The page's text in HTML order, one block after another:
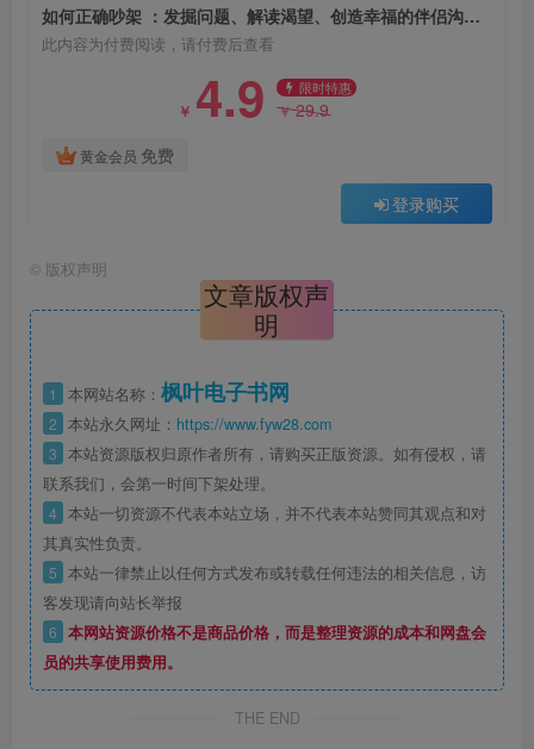
如何正确吵架 ：发掘问题、解读渴望、创造幸福的伴侣沟通术 （epub+mobi+azw3+pdf）
此内容为付费阅读，请付费后查看
￥ 4.9 限时特惠
￥29.9
黄金会员 免费
登录购买
© 版权声明
文章版权声
明
1 本网站名称： 枫叶电子书网
2 本站永久网址： https://www.fyw28.com
3 本站资源版权归原作者所有，请购买正版资源。如有侵权，请
联系我们，会第一时间下架处理。
4 本站一切资源不代表本站立场，并不代表本站赞同其观点和对
其真实性负责。
5 本站一律禁止以任何方式发布或转载任何违法的相关信息，访
客发现请向站长举报
6 本网站资源价格不是商品价格，而是整理资源的成本和网盘会
员的共享使用费用。
THE END